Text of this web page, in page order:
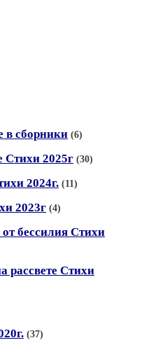
в сборники (6)
Стихи 2025г (30)
2024г. (11)
2023г (4)
бессилия Стихи
рассвете Стихи
(37)